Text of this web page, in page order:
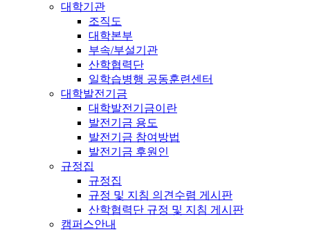
대학기관
조직도
대학본부
부속/부설기관
산학협력단
일학습병행 공동훈련센터
대학발전기금
대학발전기금이란
발전기금 용도
발전기금 참여방법
발전기금 후원인
규정집
규정집
규정 및 지침 의견수렴 게시판
산학협력단 규정 및 지침 게시판
캠퍼스안내